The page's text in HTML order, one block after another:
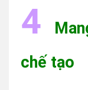
4
chế tạo